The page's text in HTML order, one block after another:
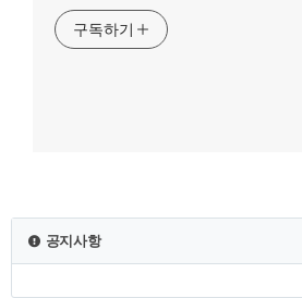
구독하기
공지사항